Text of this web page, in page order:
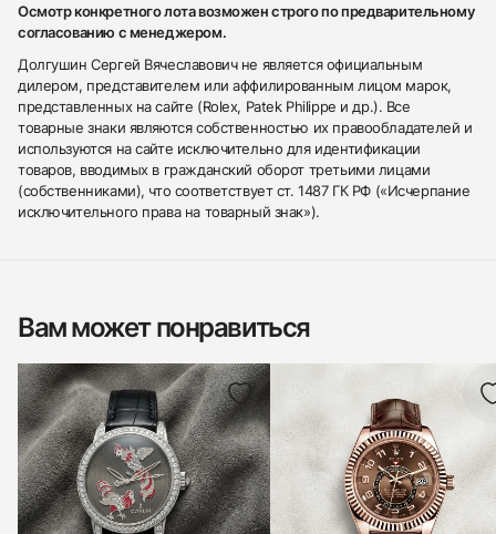
Осмотр конкретного лота возможен строго по предварительному
согласованию с менеджером.
Долгушин Сергей Вячеславович не является официальным
дилером, представителем или аффилированным лицом марок,
представленных на сайте (Rolex, Patek Philippe и др.). Все
товарные знаки являются собственностью их правообладателей и
используются на сайте исключительно для идентификации
товаров, вводимых в гражданский оборот третьими лицами
(собственниками), что соответствует ст. 1487 ГК РФ («Исчерпание
исключительного права на товарный знак»).
Вам может понравиться